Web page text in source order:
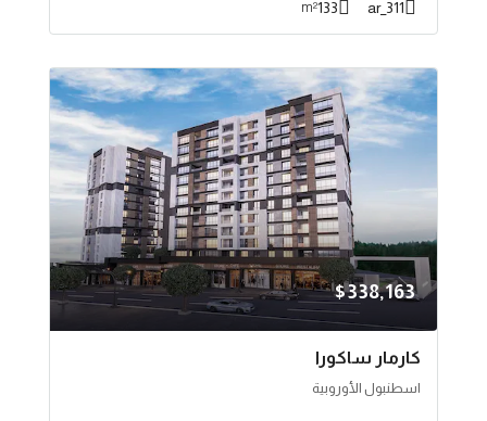
311_ar
133
m²
$338,163
كارمار ساكورا
اسطنبول الأوروبية